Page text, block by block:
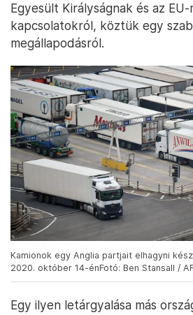
Egyesült Királyságnak és az
kapcsolatokról, köztük egy
megállapodásról.
Kamionok egy Anglia partjait elhagyni
2020. október 14-énFotó: Ben Stansall /
Egy ilyen letárgyalása más